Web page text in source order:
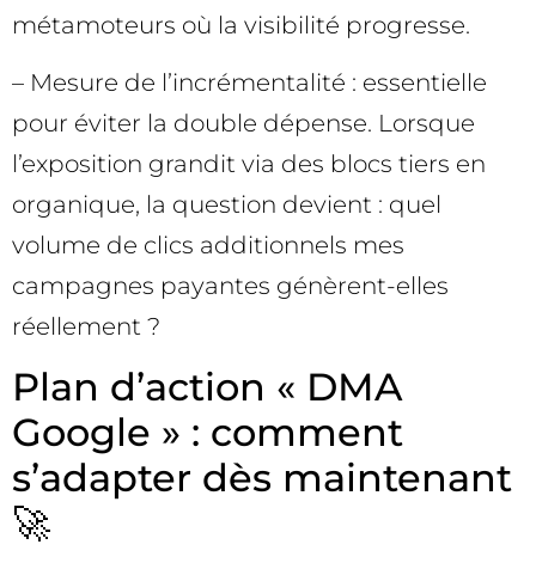
métamoteurs où la visibilité progresse.
– Mesure de l’incrémentalité : essentielle
pour éviter la double dépense. Lorsque
l’exposition grandit via des blocs tiers en
organique, la question devient : quel
volume de clics additionnels mes
campagnes payantes génèrent-elles
réellement ?
Plan d’action « DMA
Google » : comment
s’adapter dès maintenant
🚀